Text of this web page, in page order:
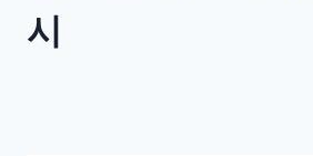
시